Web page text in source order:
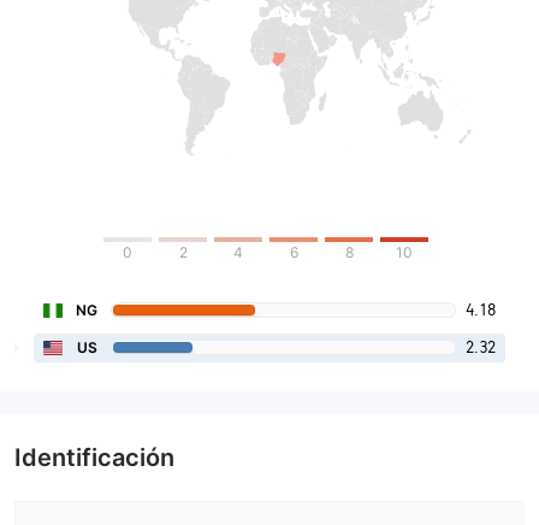
0 2 4 6 8 10
NG 4.18
US 2.32
Identificación